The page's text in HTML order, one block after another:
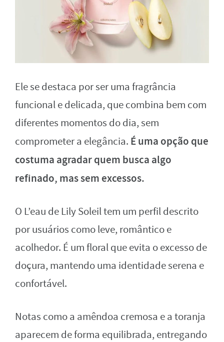
Ele se destaca por ser uma fragrância
funcional e delicada, que combina bem com
diferentes momentos do dia, sem
comprometer a elegância. É uma opção que
costuma agradar quem busca algo
refinado, mas sem excessos.
O L’eau de Lily Soleil tem um perfil descrito
por usuários como leve, romântico e
acolhedor. É um floral que evita o excesso de
doçura, mantendo uma identidade serena e
confortável.
Notas como a amêndoa cremosa e a toranja
aparecem de forma equilibrada, entregando